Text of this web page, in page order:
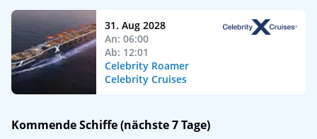
31. Aug 2028
An: 06:00
Ab: 12:01
Celebrity Roamer
Celebrity Cruises
Kommende Schiffe (nächste 7 Tage)